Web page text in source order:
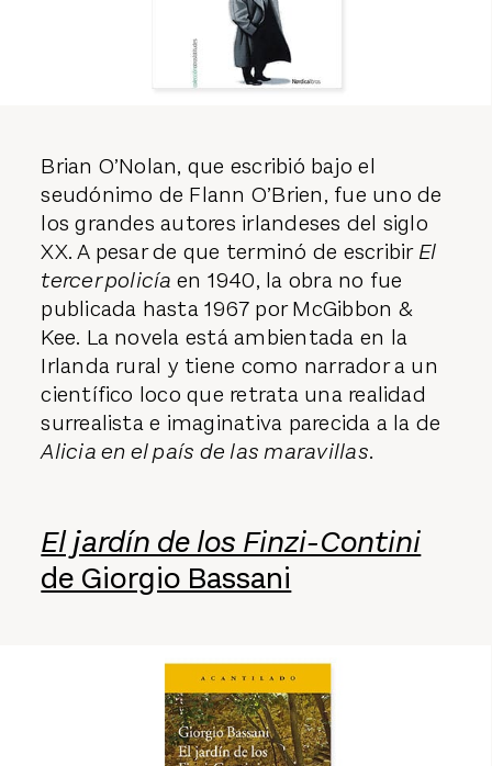
Brian O’Nolan, que escribió bajo el
seudónimo de Flann O’Brien, fue uno de
los grandes autores irlandeses del siglo
XX. A pesar de que terminó de escribirEl
tercer policía en 1940, la obra no fue
publicada hasta 1967 por McGibbon &
Kee. La novela está ambientada en la
Irlanda rural y tiene como narrador a un
científico loco que retrata una realidad
surrealista e imaginativa parecida a la de
Alicia en el país de las maravillas.
El jardín de los Finzi-Contini
de Giorgio Bassani